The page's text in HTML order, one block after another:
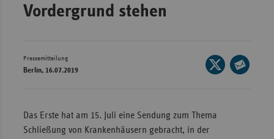
Vordergrund stehen
Pressemitteilung
Berlin, 16.07.2019
Seite
auf
Das Erste hat am 15. Juli eine Sendung zum Thema
Schließung von Krankenhäusern gebracht, in der